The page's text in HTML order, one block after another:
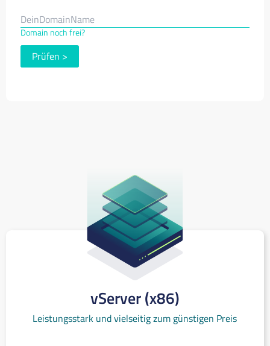
Domain noch frei?
Prüfen >
vServer (x86)
Leistungsstark und vielseitig zum günstigen Preis